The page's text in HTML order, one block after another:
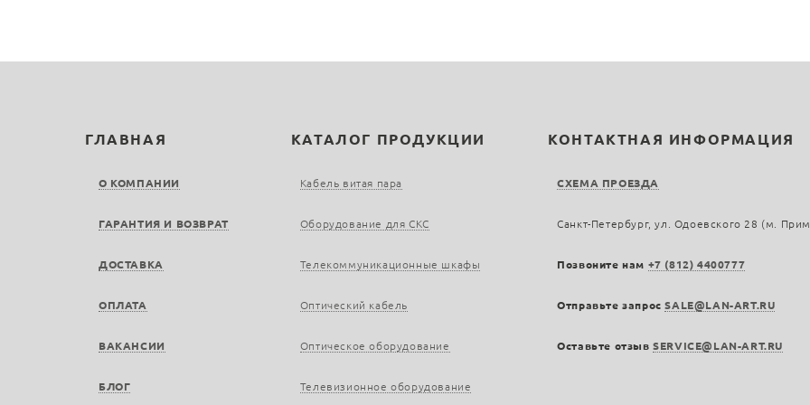
ГЛАВНАЯ
О КОМПАНИИ
ГАРАНТИЯ И ВОЗВРАТ
ДОСТАВКА
ОПЛАТА
ВАКАНСИИ
БЛОГ
КАТАЛОГ ПРОДУКЦИИ
Кабель витая пара
Оборудование для СКС
Телекоммуникационные шкафы
Оптический кабель
Оптическое оборудование
Телевизионное оборудование
КОНТАКТНАЯ ИНФОРМАЦИЯ
СХЕМА ПРОЕЗДА
Санкт-Петербург, ул. Одоевского 28 (м.
Позвоните нам +7 (812) 4400777
Отправьте запросSALE@LAN-ART.RU
Оставьте отзывSERVICE@LAN-ART.RU